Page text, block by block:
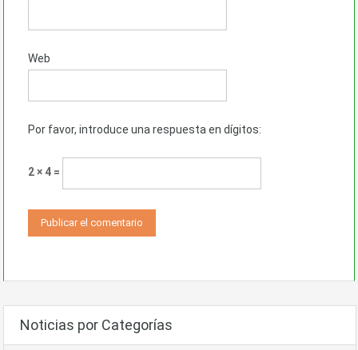
Web
Por favor, introduce una respuesta en dígitos:
2 × 4 =
Noticias por Categorías